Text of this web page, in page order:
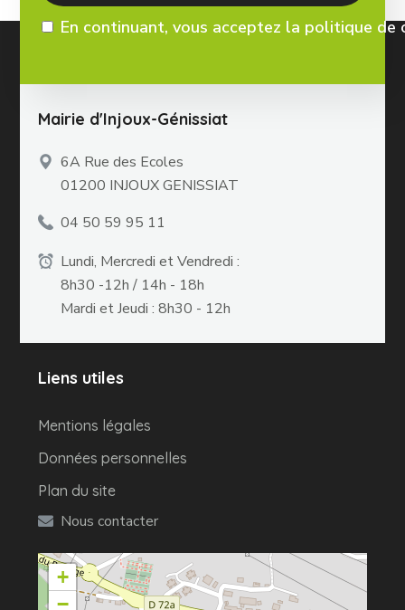
En continuant, vous acceptez la politique
Mairie d'Injoux-Génissiat
6A Rue des Ecoles
01200 INJOUX GENISSIAT
04 50 59 95 11
Lundi, Mercredi et Vendredi :
8h30 -12h / 14h - 18h
Mardi et Jeudi : 8h30 - 12h
Liens utiles
Mentions légales
Données personnelles
Plan du site
Nous contacter
+
−